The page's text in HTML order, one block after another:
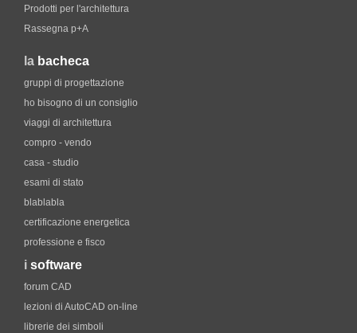
Prodotti per l'architettura
Rassegna p+A
la bacheca
gruppi di progettazione
ho bisogno di un consiglio
viaggi di architettura
compro - vendo
casa - studio
esami di stato
blablabla
certificazione energetica
professione e fisco
i software
forum CAD
lezioni di AutoCAD on-line
librerie dei simboli